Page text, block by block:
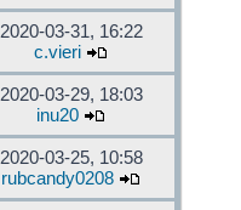
2020-03-31, 16:22
c.vieri
2020-03-29, 18:03
inu20
2020-03-25, 10:58
rubcandy0208